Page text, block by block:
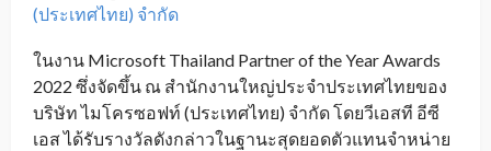
(ประเทศไทย) จำกัด
ในงาน Microsoft Thailand Partner of the Year Awards
2022 ซึ่งจัดขึ้น ณ สำนักงานใหญ่ประจำประเทศไทยของ
บริษัท ไมโครซอฟท์ (ประเทศไทย) จำกัด โดยวีเอสที อีซี
เอส ได้รับรางวัลดังกล่าวในฐานะสุดยอดตัวแทนจำหน่าย